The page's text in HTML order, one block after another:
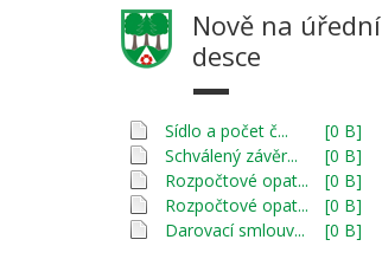
Nově na úřední
desce
Sídlo a počet č...
[0 B]
Schválený závěr...
[0 B]
Rozpočtové opat...
[0 B]
Rozpočtové opat...
[0 B]
Darovací smlouv...
[0 B]